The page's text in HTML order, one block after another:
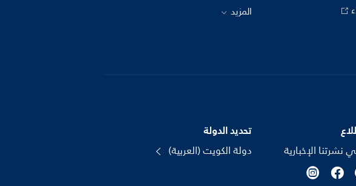
المزيد
نشرتنا الإخبارية
تحديد الدولة
دولة الكويت (العربية)